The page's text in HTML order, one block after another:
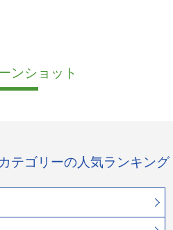
ンショット
テゴリーの人気ランキング